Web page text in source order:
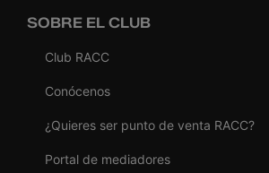
SOBRE EL CLUB
Club RACC
Conócenos
¿Quieres ser punto de venta RACC?
Portal de mediadores